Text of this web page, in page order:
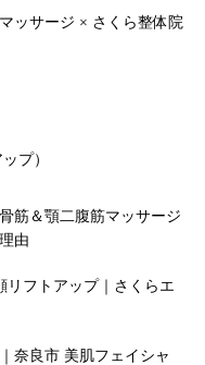
ッサージ × さくら整体院
プ）
筋＆顎二腹筋マッサージ
由
リフトアップ｜さくらエ
奈良市 美肌フェイシャ